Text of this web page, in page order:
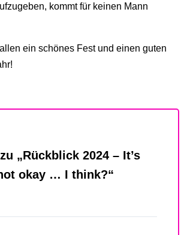
kommt für keinen Mann
ein schönes Fest und einen guten
„Rückblick 2024 – It’s
okay … I think?“